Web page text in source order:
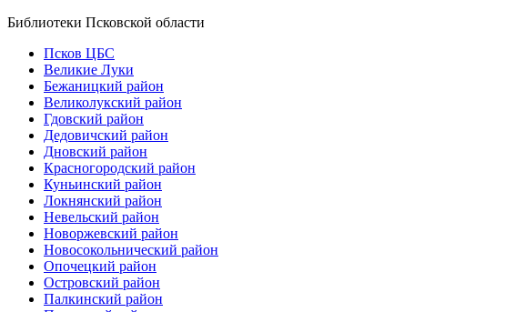
Библиотеки Псковской области
Псков ЦБС
Великие Луки
Бежаницкий район
Великолукский район
Гдовский район
Дедовичский район
Дновский район
Красногородский район
Куньинский район
Локнянский район
Невельский район
Новоржевский район
Новосокольнический район
Опочецкий район
Островский район
Палкинский район